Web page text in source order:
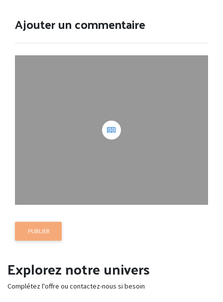
Ajouter un commentaire
PUBLIER
Explorez notre univers
Complétez l'offre ou contactez-nous si besoin